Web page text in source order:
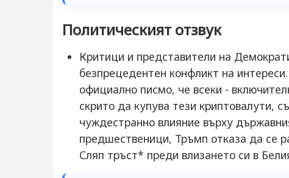
Политическият отзвук
Критици и представители на
безпрецедентен конфликт на
официално писмо, че всеки -
скрито да купува тези криптовалути,
чуждестранно влияние върху
предшественици, Тръмп отказа да се
Сляп тръст* преди влизането си в